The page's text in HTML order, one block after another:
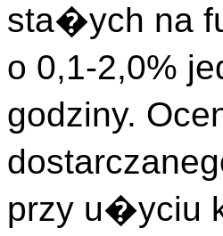
sta�ych na
o 0,1-2,0%
godziny.
przy u�yciu